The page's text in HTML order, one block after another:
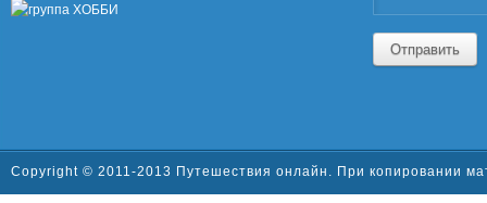
Отправить
Copyright © 2011-2013 Путешествия онлайн. При копировании